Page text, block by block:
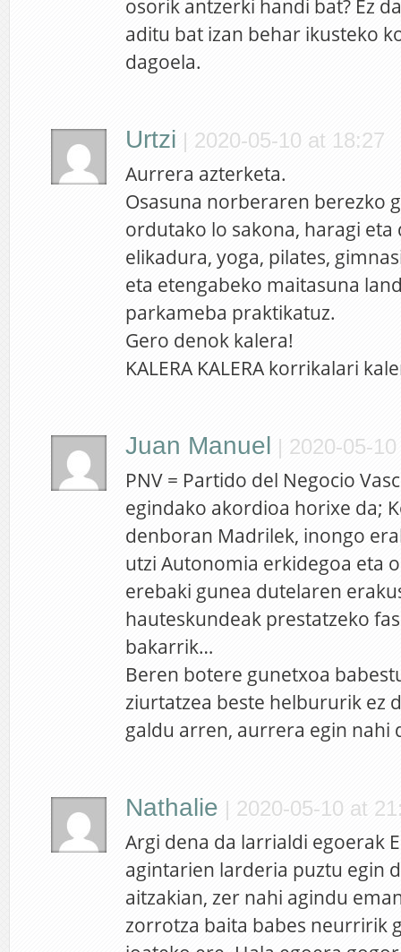
osorik antzerki handi bat? Ez
aditu bat izan behar ikusteko
dagoela.
Urtzi | 2020-05-10 at 18:27
Aurrera azterketa.
Osasuna norberaren berezko
ordutako lo sakona, haragi
elikadura, yoga, pilates,
eta etengabeko maitasuna
parkameba praktikatuz.
Gero denok kalera!
KALERA KALERA korrikalari
Juan Manuel | 2020-05-
PNV = Partido del Negocio
egindako akordioa horixe da;
denboran Madrilek, inongo
utzi Autonomia erkidegoa eta
erebaki gunea dutelaren
hauteskundeak prestatzeko
bakarrik…
Beren botere gunetxoa
ziurtatzea beste helbururik ez
galdu arren, aurrera egin nahi
Nathalie | 2020-05-10 at
Argi dena da larrialdi egoerak
agintarien larderia puztu egin
aitzakian, zer nahi agindu
zorrotza baita babes neurririk